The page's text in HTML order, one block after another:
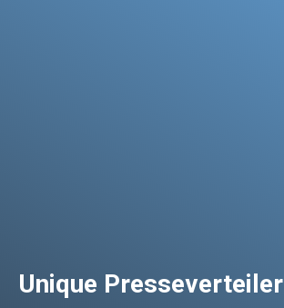
Unique Presseverteiler